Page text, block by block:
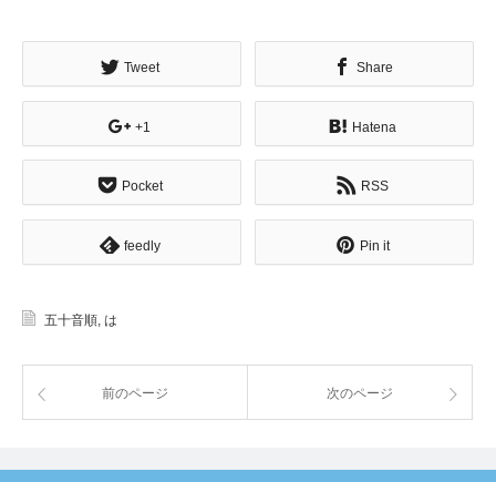
Tweet Share
+1 Hatena
Pocket RSS
feedly Pin it
五十音順 は
前のページ 次のページ